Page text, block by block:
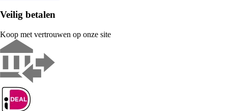
Veilig betalen
Koop met vertrouwen op onze site